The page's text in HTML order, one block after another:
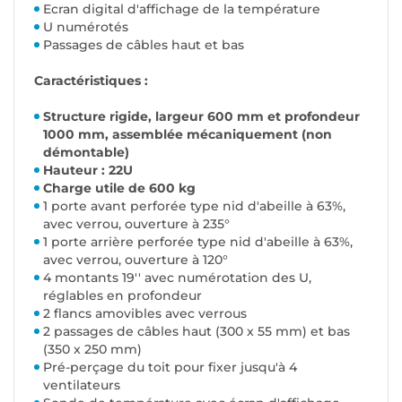
Ecran digital d'affichage de la température
U numérotés
Passages de câbles haut et bas
Caractéristiques :
Structure rigide, largeur 600 mm et profondeur
1000 mm, assemblée mécaniquement (non
démontable)
Hauteur : 22U
Charge utile de 600 kg
1 porte avant perforée type nid d'abeille à 63%,
avec verrou, ouverture à 235°
1 porte arrière perforée type nid d'abeille à 63%,
avec verrou, ouverture à 120°
4 montants 19'' avec numérotation des U,
réglables en profondeur
2 flancs amovibles avec verrous
2 passages de câbles haut (300 x 55 mm) et bas
(350 x 250 mm)
Pré-perçage du toit pour fixer jusqu'à 4
ventilateurs